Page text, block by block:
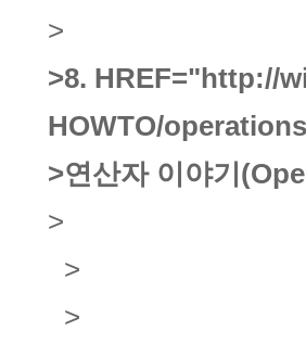
>
>8. HREF="http://
HOWTO/
>연산자 이야기
>
>
>